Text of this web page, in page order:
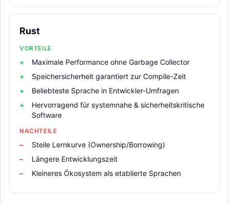
Rust
VORTEILE
Maximale Performance ohne Garbage Collector
Speichersicherheit garantiert zur Compile-Zeit
Beliebteste Sprache in Entwickler-Umfragen
Hervorragend für systemnahe & sicherheitskritische
Software
NACHTEILE
Steile Lernkurve (Ownership/Borrowing)
Längere Entwicklungszeit
Kleineres Ökosystem als etablierte Sprachen